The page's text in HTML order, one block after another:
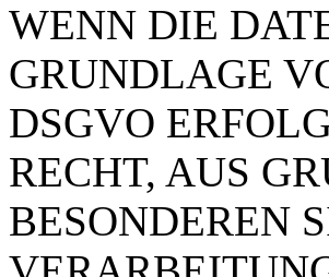
WENN DIE
GRUNDLAGE
DSGVO
RECHT, AUS
BESONDEREN